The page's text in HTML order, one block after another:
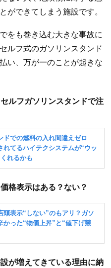
ができてしまう施設です。
をも巻き込む大きな事故に
ルフ式のガソリンスタンド
い、万が一のことが起きな
ルフガソリンスタンドで注
格表示はある？ない？
が増えてきている理由に納